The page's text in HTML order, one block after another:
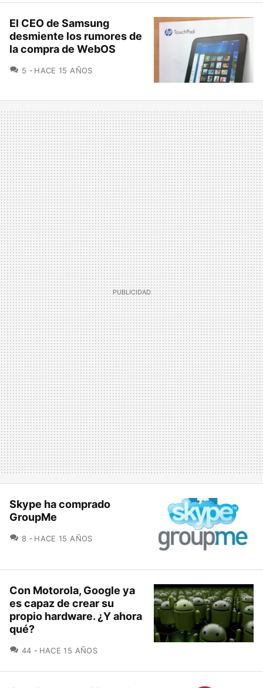
El CEO de Samsung
desmiente los rumores de
la compra de WebOS
5 COMENTARIOS
HACE 15 AÑOS
Skype ha comprado
GroupMe
8 COMENTARIOS
HACE 15 AÑOS
Con Motorola, Google ya
es capaz de crear su
propio hardware. ¿Y ahora
qué?
44 COMENTARIOS
HACE 15 AÑOS